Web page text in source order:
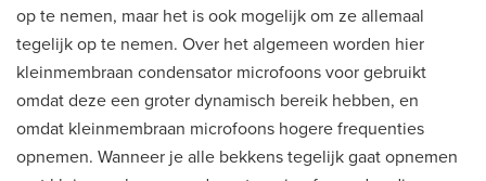
op te nemen, maar het is ook mogelijk om ze allemaal
tegelijk op te nemen. Over het algemeen worden hier
kleinmembraan condensator microfoons voor gebruikt
omdat deze een groter dynamisch bereik hebben, en
omdat kleinmembraan microfoons hogere frequenties
opnemen. Wanneer je alle bekkens tegelijk gaat opnemen